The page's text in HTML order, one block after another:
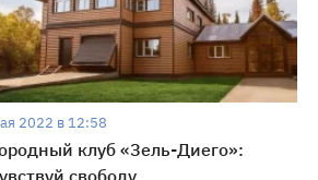
2022 в 12:58
клуб «Зель-Диего»:
свободу